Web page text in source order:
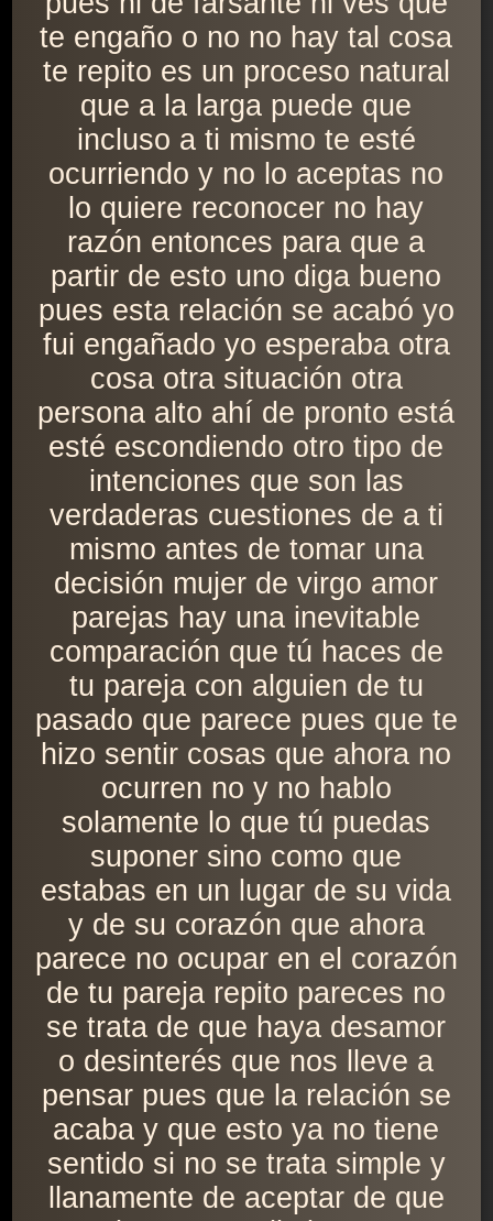
te engaño o no no hay tal cosa
te repito es un proceso natural
que a la larga puede que
incluso a ti mismo te esté
ocurriendo y no lo aceptas no
lo quiere reconocer no hay
razón entonces para que a
partir de esto uno diga bueno
pues esta relación se acabó yo
fui engañado yo esperaba otra
cosa otra situación otra
persona alto ahí de pronto está
esté escondiendo otro tipo de
intenciones que son las
verdaderas cuestiones de a ti
mismo antes de tomar una
decisión mujer de virgo amor
parejas hay una inevitable
comparación que tú haces de
tu pareja con alguien de tu
pasado que parece pues que te
hizo sentir cosas que ahora no
ocurren no y no hablo
solamente lo que tú puedas
suponer sino como que
estabas en un lugar de su vida
y de su corazón que ahora
parece no ocupar en el corazón
de tu pareja repito pareces no
se trata de que haya desamor
o desinterés que nos lleve a
pensar pues que la relación se
acaba y que esto ya no tiene
sentido si no se trata simple y
llanamente de aceptar de que